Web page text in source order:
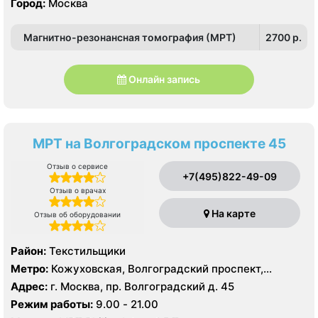
Город: Москва
Магнитно-резонансная томография (МРТ) 2700 p.
Онлайн запись
МРТ на Волгоградском проспекте 45
Отзыв о сервисе
Отзыв о врачах
Отзыв об оборудовании
+7(495)822-49-09
На карте
Район: Текстильщики
Метро: Кожуховская, Волгоградский проспект,
Текстильщики
Адрес: г. Москва, пр. Волгоградский д. 45
Режим работы: 9.00 - 21.00